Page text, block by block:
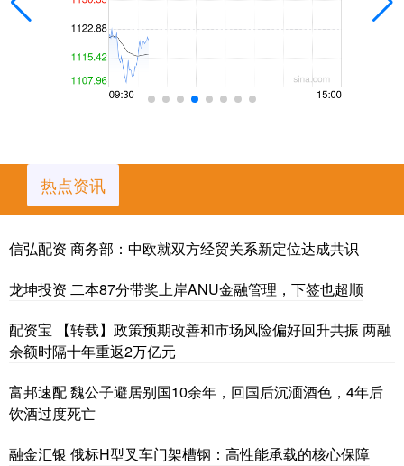
热点资讯
信弘配资 商务部：中欧就双方经贸关系新定位达成共识
龙坤投资 二本87分带奖上岸ANU金融管理，下签也超顺
配资宝 【转载】政策预期改善和市场风险偏好回升共振 两融
余额时隔十年重返2万亿元
富邦速配 魏公子避居别国10余年，回国后沉湎酒色，4年后
饮酒过度死亡
融金汇银 俄标H型叉车门架槽钢：高性能承载的核心保障